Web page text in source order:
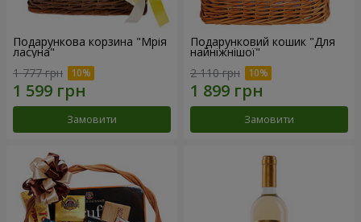
Подарункова корзина "Мрія
ласуна"
1 777 грн
Замовити
Подарунковий кошик "Для
найніжнішої"
2 110 грн
Замовити